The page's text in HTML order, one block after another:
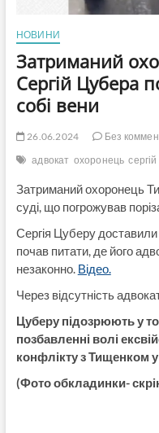
НОВИНИ
Затриманий
Сергій Цубера
собі вени
26.06.2024
Без
адвокат охоронець
Затриманий охоронець
суді, що погрожував
Сергія Цуберу
почав питати, де його
незаконно. Відео.
Через відсутність
Цуберу підозрюють у
позбавленні волі
конфлікту з Тищенком у
(Фото обкладинки-